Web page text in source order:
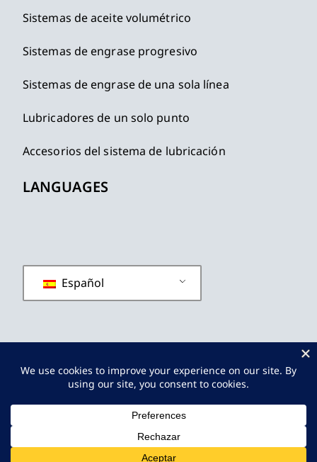
Sistemas de aceite volumétrico
Sistemas de engrase progresivo
Sistemas de engrase de una sola línea
Lubricadores de un solo punto
Accesorios del sistema de lubricación
LANGUAGES
Español
política de privacidad
Términos y condiciones
Mapa del sitio
JINPINLUBReservados Todos Los
Derechos.